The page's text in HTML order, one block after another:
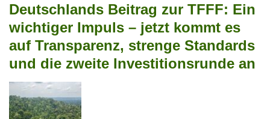
Deutschlands Beitrag zur TFFF: Ein
wichtiger Impuls – jetzt kommt es
auf Transparenz, strenge Standards
und die zweite Investitionsrunde an